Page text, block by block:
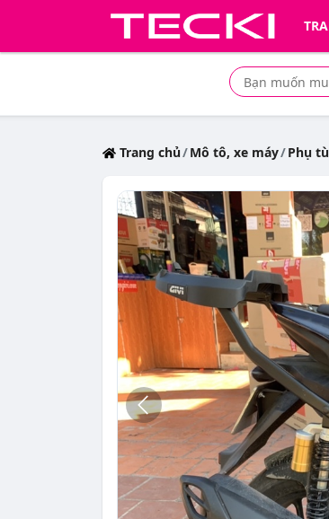
Tìm mua sản phẩm giá rẻ nhất
Trang chủ Mô tô, xe máy Phụ